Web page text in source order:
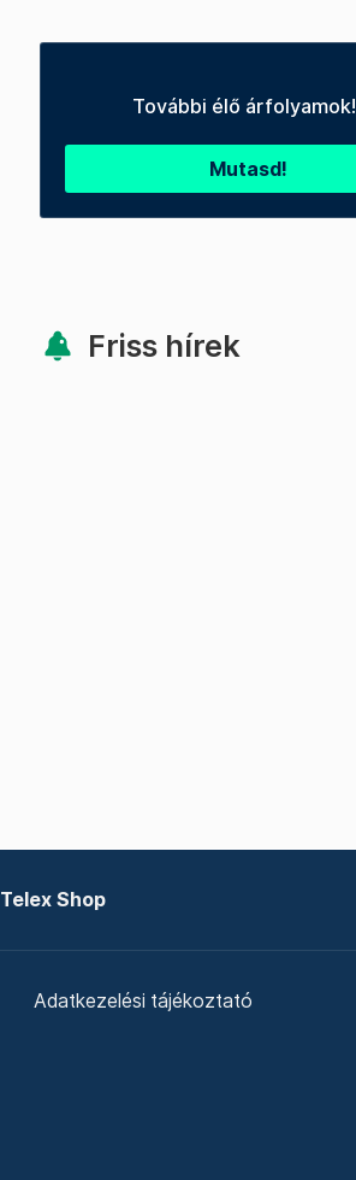
További élő árfolyamok!
Mutasd!
Friss hírek
Telex Shop
Adatkezelési tájékoztató